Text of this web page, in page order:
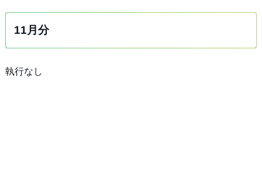
11月分
執行なし